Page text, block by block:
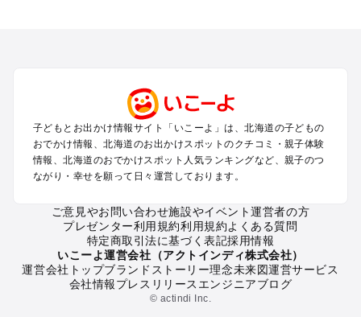
函館・湯の川温泉・大沼・松前のプールお出かけ
帯広・十勝・サホロ・狩勝高原のプールお出かけ
千歳・石狩・空知・美唄のプールお出かけ
小樽・積丹・キロロのプールお出かけ
富良野・美瑛・トマム・占冠のプールお出かけ
知床・ウトロ・羅臼・網走・北見のプールお出かけ
釧路・阿寒・屈斜路・川湯・根室のプールお出かけ
えりも・日高・新冠のプールお出かけ
稚内・宗谷岬・留萌のプールお出かけ
離島（利尻・礼文・天売・焼尻）のプールお出かけ
子どもとお出かけ情報サイト「いこーよ」は、北海道の子どもの
おでかけ情報、北海道のお出かけスポットのクチコミ・親子体験
情報、北海道のおでかけスポット人気ランキングなど、親子のつ
ながり・幸せを願って日々運営しております。
ご意見やお問い合わせ施設やイベント運営者の方
プレゼンター利用規約利用規約よくある質問
特定商取引法に基づく表記採用情報
いこーよ運営会社（アクトインディ株式会社）
運営会社トップブランドストーリー理念未来図運営サービス
会社情報プレスリリース エンジニアブログ
© actindi Inc.